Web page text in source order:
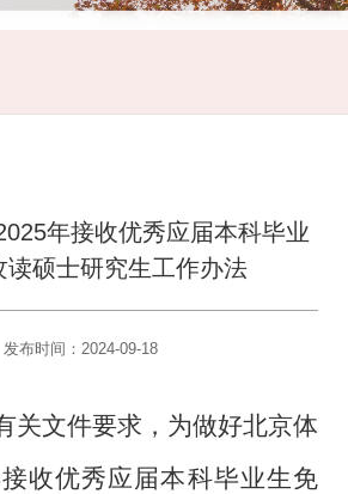
年接收优秀应届本科毕业
读硕士研究生工作办法
发布时间：2024-09-18
关文件要求 ，为做好北京体
收优秀应届本科毕业生免